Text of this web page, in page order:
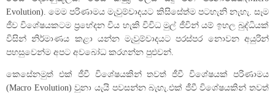
Evolution). මෙම පරිණාමය මැවුම්වාදයට කිසිසේත්ම පටහැනි නැහැ. සෑම
ජීව විශේෂයකටම ප්‍රභේදන විය හැකි විවිධ මුල් ජීවින් යම් ඉහල බුද්ධියක්
විසින් නිර්මාණය කළා යන්න මැවුම්වාදයට පරස්පර නොවන අයුරින්
පහසුවෙන්ම අපට අවබෝධ කරගන්න පුළුවන්.
කෙසේනමුත් එක් ජීවී විශේෂයකින් තවත් ජීවී විශේෂයක් පරිණාමය
(Macro Evolution) වුනා යැයි පවසන්න බැහැ.එක් ජීවී විශේෂයකින් තවත්